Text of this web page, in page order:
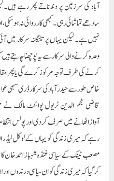
آباد کی سرزمین پر دندناتے پھر رہے
سادھے تماشائی رہی ۔ کبھی کارروائی نہ
نہیں ہے۔ لیکن یہاں پر تلنگانہ سرکار میں
وعدہ کرنے والی سرکار سے یہ پوچھنا چاہتے ہیں
کرنے کی طرف توجہ مرکوز کرے گی یا پھر
خاص طور سے حیدر آباد کی سرکار ڈری سہمی
قاضی نجم الدین ٹریول پوائنٹ مالک
آوازاٹھانے میں صرف کردی اور پولس
رہے کہ میری زندگی کو یہاں کے لوکل
مصعب ٹینک کے سیاسی غنڈہ شہباز احمد خان
کر گیا کہ میری زندگی کو ان سیاسی درندوں